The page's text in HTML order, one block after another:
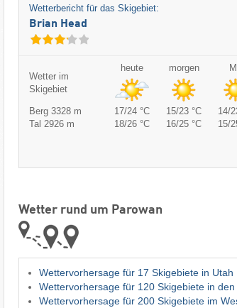
Wetterbericht für das Skigebiet:
Brian Head
Wetter im
Skigebiet
heute morgen
Berg 3328 m 17/24 °C 15/23 °C 14/
Tal 2926 m
18/26 °C 16/25 °C 15/
Wetter rund um Parowan
Wettervorhersage für 17 Skigebiete in Utah
Wettervorhersage für 120 Skigebiete in
Wettervorhersage für 200 Skigebiete im